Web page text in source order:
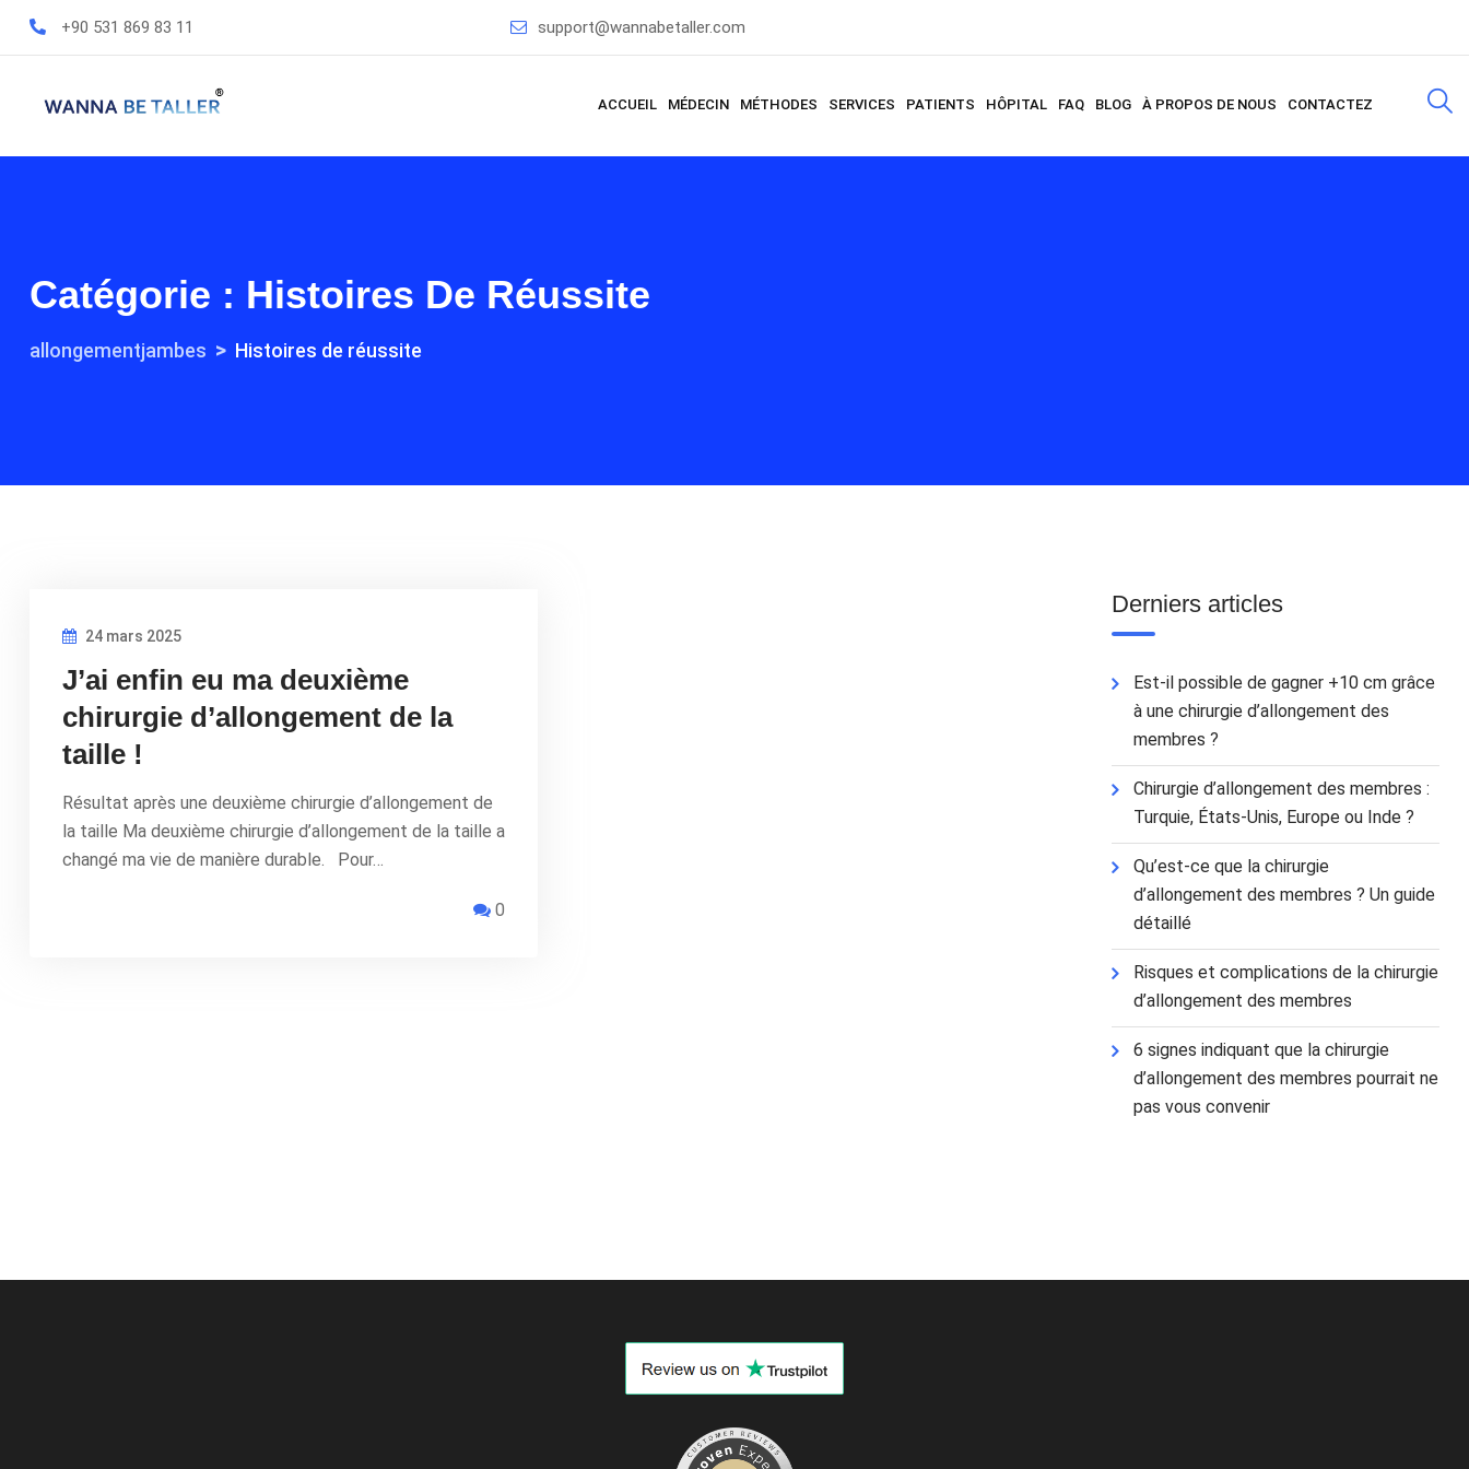
+90 531 869 83 11 support@wannabetaller.com
ACCUEIL MÉDECIN MÉTHODES SERVICES PATIENTS HÔPITAL FAQ BLOG À PROPOS DE NOUS CONTACTEZ
Catégorie : Histoires De Réussite
allongementjambes > Histoires de réussite
24 mars 2025
J’ai enfin eu ma deuxième
chirurgie d’allongement de la
taille !
Résultat après une deuxième chirurgie d’allongement de
la taille Ma deuxième chirurgie d’allongement de la taille a
changé ma vie de manière durable. Pour…
0
Derniers articles
Est-il possible de gagner +10 cm grâce
à une chirurgie d’allongement des
membres ?
Chirurgie d’allongement des membres :
Turquie, États-Unis, Europe ou Inde ?
Qu’est-ce que la chirurgie
d’allongement des membres ? Un guide
détaillé
Risques et complications de la chirurgie
d’allongement des membres
6 signes indiquant que la chirurgie
d’allongement des membres pourrait ne
pas vous convenir